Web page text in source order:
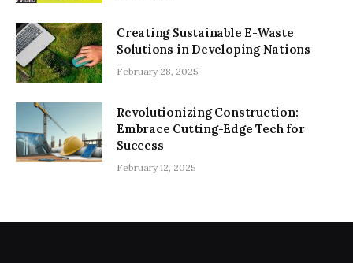
Creating Sustainable E-Waste
Solutions in Developing Nations
February 28, 2025
Revolutionizing Construction:
Embrace Cutting-Edge Tech for
Success
February 12, 2025